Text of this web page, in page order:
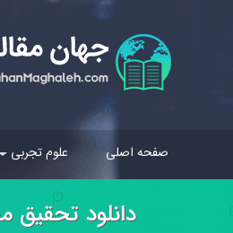
صفحه اصلی علوم تجربی
دانلود